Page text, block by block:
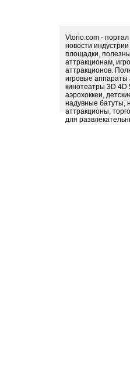
Vtorio.com -
новости
площадки,
аттракционам,
аттракционов.
игровые аппараты
кинотеатры 3D
аэрохоккеи,
надувные батуты,
аттракционы,
для